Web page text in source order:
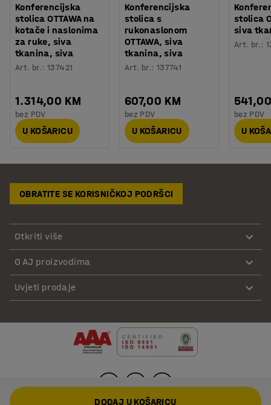
Konferencijska
stolica OTTAWA na
kotače i naslonima
za ruke, siva
tkanina, siva
Art. br.:137421
1.314,00 KM
bez PDV
U KOŠARICU
Konferencijska
stolica s
rukonaslonom
OTTAWA, siva
tkanina, siva
Art. br.: 137741
607,00 KM
bez PDV
U KOŠARICU
stolica
siva
Art. br.:
bez PDV
U
OBRATITE SE KORISNIČKOJ PODRŠCI
Otkriti više
O AJ proizvodima
Uvjeti prodaje
DODAJ U KOŠARICU